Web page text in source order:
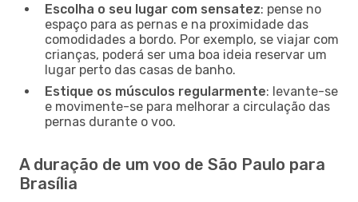
Escolha o seu lugar com sensatez: pense no
espaço para as pernas e na proximidade das
comodidades a bordo. Por exemplo, se viajar com
crianças, poderá ser uma boa ideia reservar um
lugar perto das casas de banho.
Estique os músculos regularmente: levante-se
e movimente-se para melhorar a circulação das
pernas durante o voo.
A duração de um voo de São Paulo para
Brasília